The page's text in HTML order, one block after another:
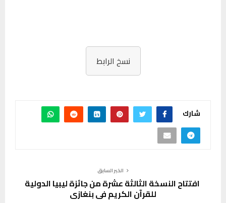
نسخ الرابط
شارك
الخبر السابق
افتتاح النسخة الثالثة عشرة من جائزة ليبيا الدولية
للقرآن الكريم في بنغازي